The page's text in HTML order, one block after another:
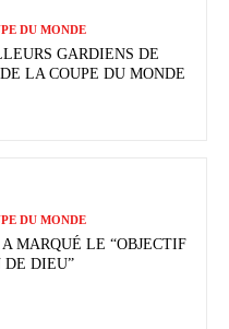
DU MONDE
GARDIENS DE
LA COUPE DU MONDE
DU MONDE
MARQUÉ LE “OBJECTIF
DIEU”